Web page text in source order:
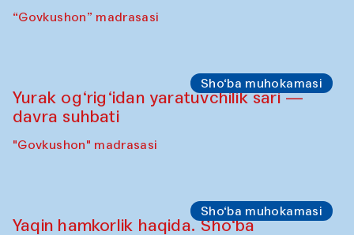
“Govkushon” madrasasi
Sho‘ba muhokamasi
Yurak og‘rig‘idan yaratuvchilik sari —
davra suhbati
"Govkushon" madrasasi
Sho‘ba muhokamasi
Yaqin hamkorlik haqida. Sho‘ba